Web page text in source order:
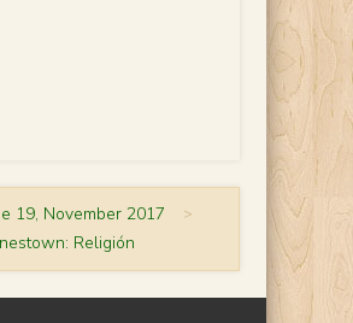
19, November 2017 >
Religión